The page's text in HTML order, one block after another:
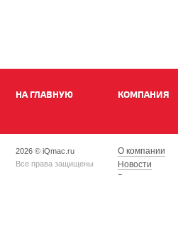
НА ГЛАВНУЮ КОМПАНИЯ
2026 © iQmac.ru
Все права защищены
О компании
Новости
Вакансии